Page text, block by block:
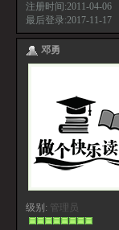
注册时间:2011-04-06
最后登录:2017-11-17
邓勇
级别: 管理员